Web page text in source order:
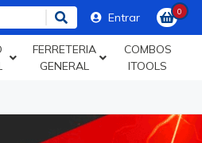
Entrar 0
FERRETERIA
GENERAL
COMBOS
ITOOLS